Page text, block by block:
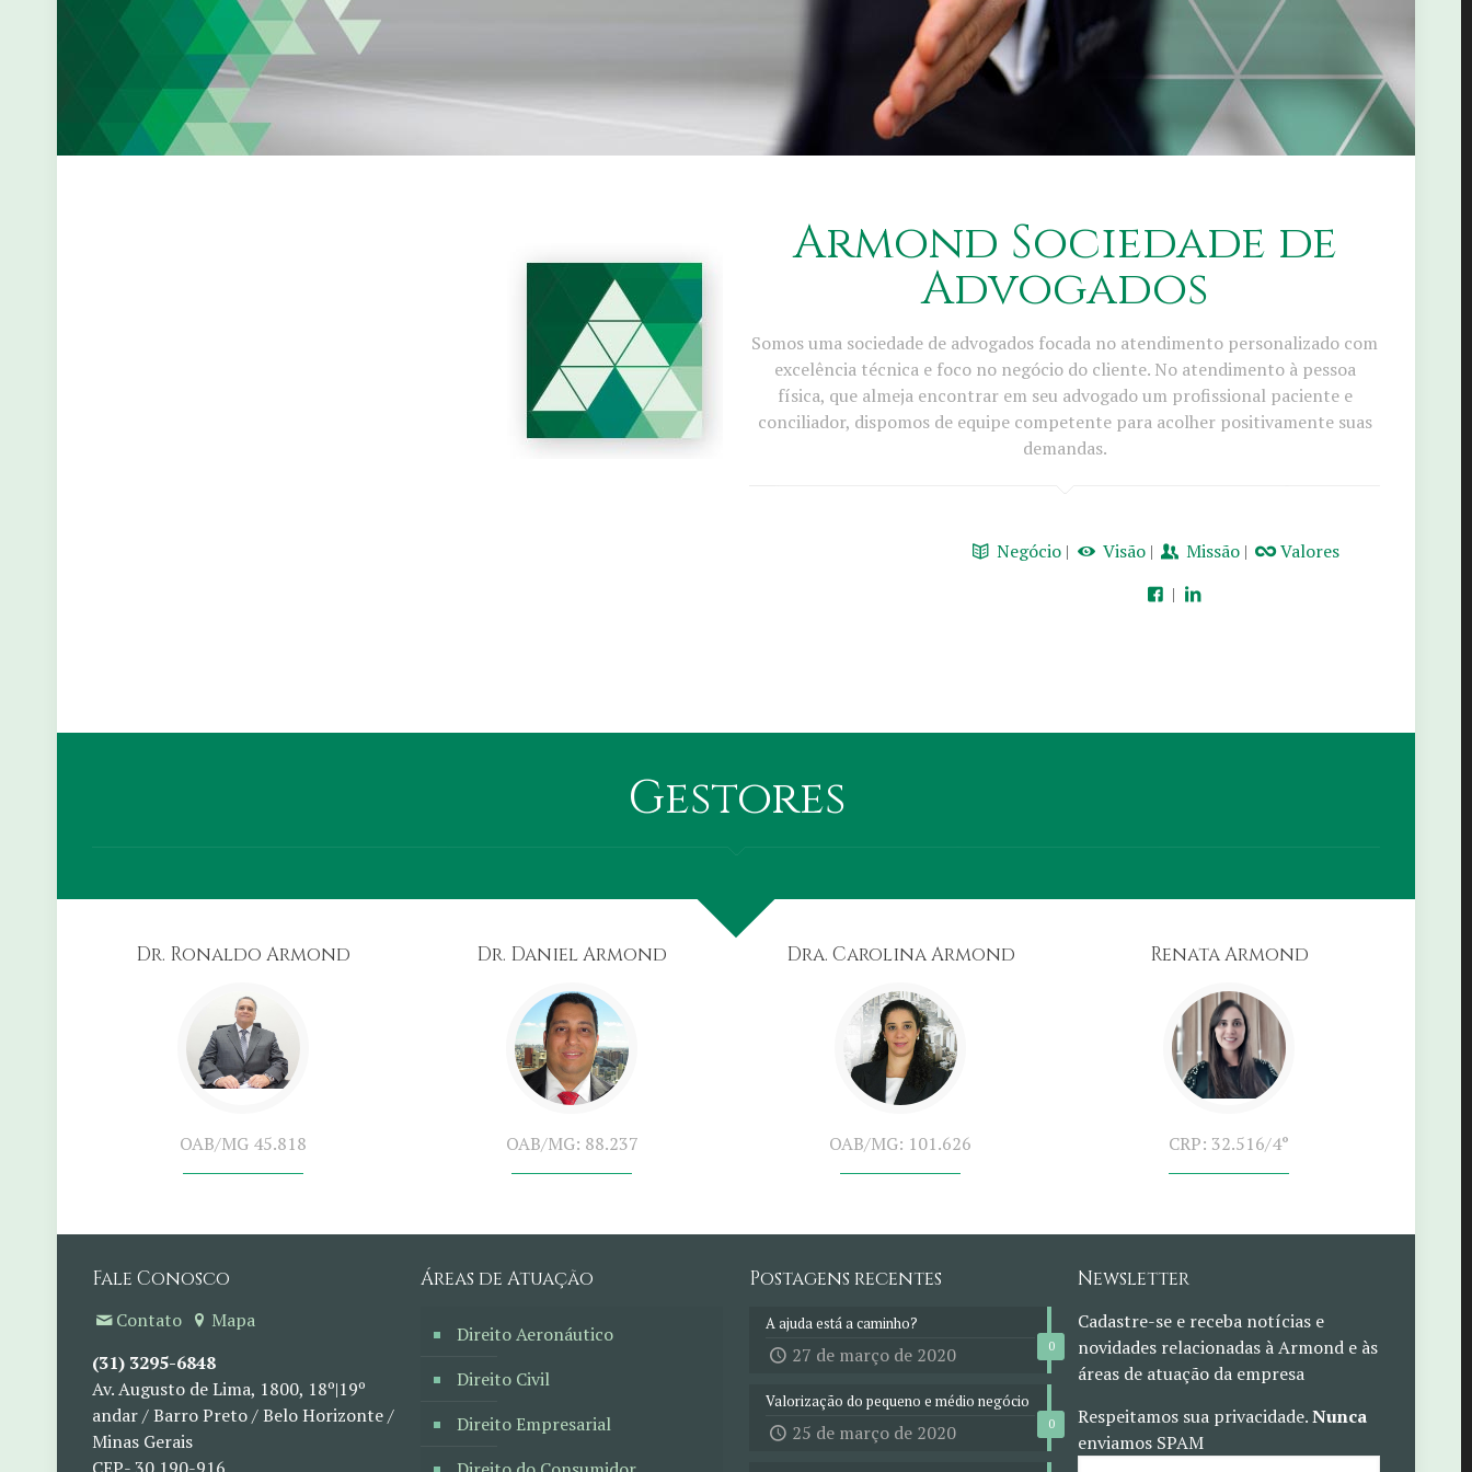
Armond Sociedade de
Advogados
Somos uma sociedade de advogados focada no atendimento personalizado com
excelência técnica e foco no negócio do cliente. No atendimento à pessoa
física, que almeja encontrar em seu advogado um profissional paciente e
conciliador, dispomos de equipe competente para acolher positivamente suas
demandas.
Negócio | Visão| Missão |
Valores
|
Gestores
Dr. Ronaldo Armond
OAB/MG 45.818
Dr. Daniel Armond
OAB/MG: 88.237
Dra. Carolina Armond
OAB/MG: 101.626
Renata Armond
CRP: 32.516/4°
Fale Conosco
Contato
Mapa
(31) 3295-6848
Av. Augusto de Lima, 1800, 18º|19º
andar / Barro Preto / Belo Horizonte /
Minas Gerais
Áreas de Atuação
Direito Aeronáutico
Direito Civil
Direito Empresarial
Postagens recentes
0
A ajuda está a caminho?
27 de março de 2020
0
Valorização do pequeno e médio negócio
25 de março de 2020
Newsletter
Cadastre-se e receba notícias e
novidades relacionadas à Armond e às
áreas de atuação da empresa
Respeitamos sua privacidade.Nunca
enviamos SPAM